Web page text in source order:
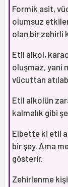
Formik asit,
olumsuz
olan bir zehirli
Etil alkol,
oluşmaz, yani
vücuttan
Etil alkolün
kalmalık gibi
Elbette ki etil
bir şey. Ama
gösterir.
Zehirlenme